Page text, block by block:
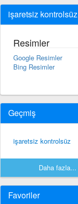
işaretsiz kontrolsüz
Resimler
Google Resimler
Bing Resimler
Geçmiş
işaretsiz kontrolsüz
Daha fazla...
Favoriler